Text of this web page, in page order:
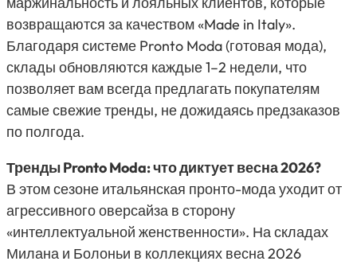
возвращаются за качеством «Made in Italy».
Благодаря системе Pronto Moda (готовая мода),
склады обновляются каждые 1–2 недели, что
позволяет вам всегда предлагать покупателям
самые свежие тренды, не дожидаясь предзаказов
по полгода.
Тренды Pronto Moda: что диктует весна 2026?
В этом сезоне итальянская пронто-мода уходит от
агрессивного оверсайза в сторону
«интеллектуальной женственности». На складах
Милана и Болоньи в коллекциях весна 2026